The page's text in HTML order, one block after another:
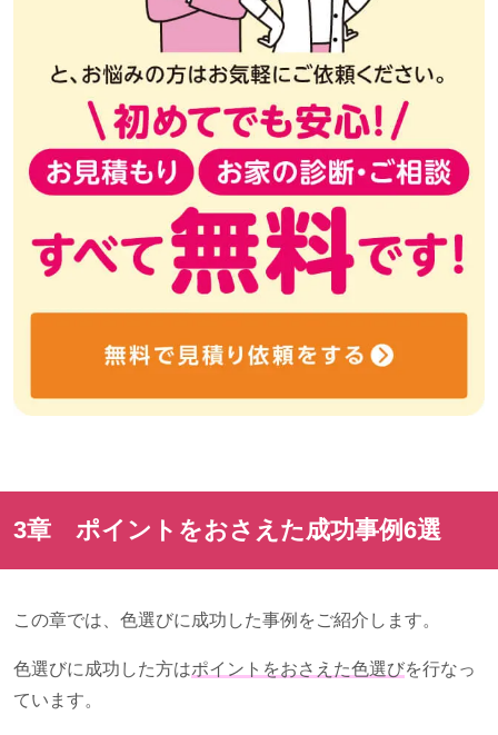
3章 ポイントをおさえた成功事例6選
この章では、色選びに成功した事例をご紹介します。
色選びに成功した方はポイントをおさえた色選びを行なっ
ています。